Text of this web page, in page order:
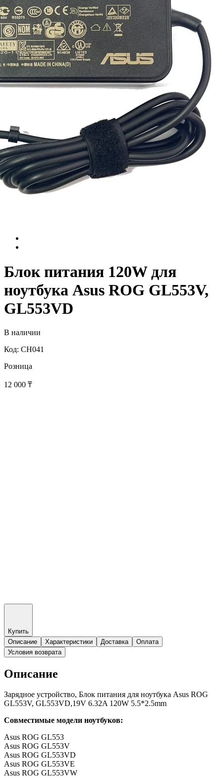
Блок питания 120W для
ноутбука Asus ROG GL553V,
GL553VD
В наличии
Код: CH041
Розница
12 000 ₸
Купить
Описание
Характеристики Доставка
Оплата
Условия возврата
Описание
Зарядное устройство, Блок питания для ноутбука Asus ROG
GL553V, GL553VD,19V 6.32A 120W 5.5*2.5mm
Совместимые модели ноутбуков:
Asus ROG GL553
Asus ROG GL553V
Asus ROG GL553VD
Asus ROG GL553VE
Asus ROG GL553VW